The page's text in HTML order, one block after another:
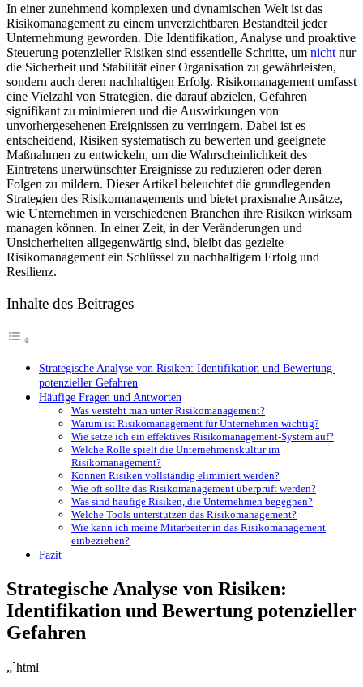
von
Gefahren
In einer⁣ zunehmend komplexen und dynamischen​ Welt ​ist das ​
Risikomanagement zu einem ​unverzichtbaren Bestandteil jeder
Unternehmung geworden. Die ​Identifikation, Analyse ⁣und proaktive​
Steuerung potenzieller Risiken sind essentielle‍ Schritte, um nicht nur
die Sicherheit und Stabilität einer Organisation zu gewährleisten,
sondern auch deren‌ nachhaltigen Erfolg. Risikomanagement umfasst
eine​ Vielzahl von Strategien, die darauf abzielen, Gefahren
‍signifikant zu ‌minimieren und die ‌Auswirkungen von
unvorhergesehenen⁢ Ereignissen zu verringern. Dabei ⁢ist es
entscheidend, Risiken systematisch zu bewerten und geeignete
Maßnahmen zu ⁢entwickeln, um die Wahrscheinlichkeit des
Eintretens unerwünschter Ereignisse zu reduzieren oder deren
Folgen zu mildern.‍ Dieser​ Artikel beleuchtet die grundlegenden
Strategien des Risikomanagements und bietet praxisnahe Ansätze,
wie Unternehmen in verschiedenen Branchen ihre Risiken wirksam ​
managen können. In einer Zeit, in der Veränderungen und
Unsicherheiten‍ allgegenwärtig sind, bleibt das gezielte
Risikomanagement ein Schlüssel⁣ zu nachhaltigem Erfolg und
Resilienz.
Inhalte des Beitrages
Strategische‍ Analyse‌ von Risiken: ⁣Identifikation und Bewertung ​
potenzieller Gefahren
Häufige Fragen und Antworten
Was versteht man unter ​Risikomanagement?
Warum ist Risikomanagement für Unternehmen wichtig?
Wie setze ich​ ein effektives Risikomanagement-System ⁢auf?
Welche Rolle spielt die Unternehmenskultur ⁢im
Risikomanagement?
Können Risiken vollständig eliminiert werden?
Wie oft‌ sollte⁣ das ⁤Risikomanagement überprüft werden?
Was sind‍ häufige Risiken, ‌die Unternehmen begegnen?
Welche ⁣Tools unterstützen das ⁣Risikomanagement?
Wie kann ich meine Mitarbeiter in das Risikomanagement
⁢einbeziehen?
Fazit
Strategische‍ Analyse‌ von Risiken:
⁣Identifikation und Bewertung ​potenzieller
Gefahren
„`html